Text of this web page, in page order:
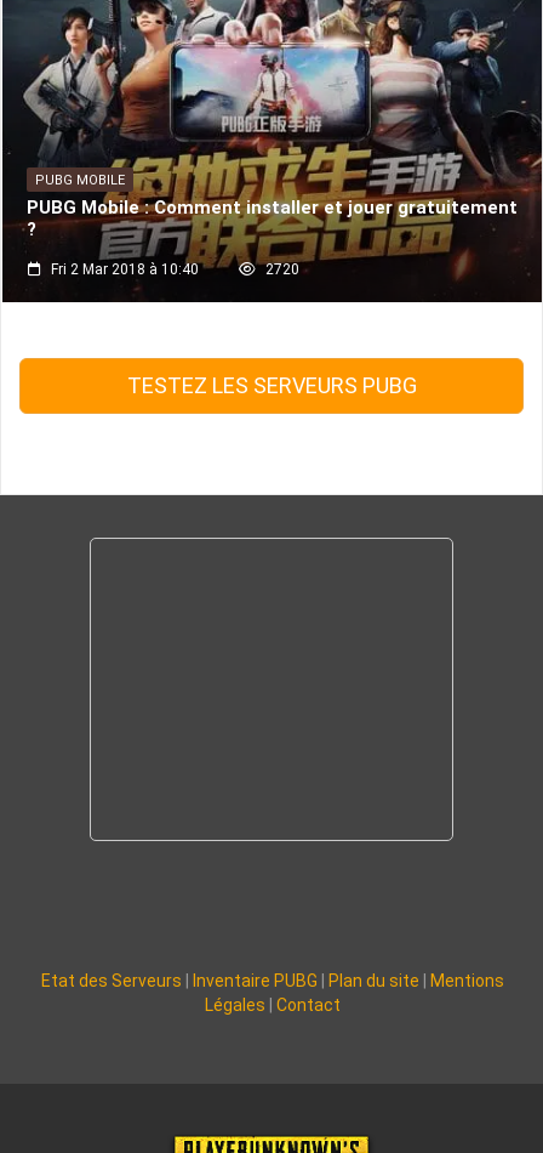
PUBG MOBILE
PUBG Mobile : Comment installer et jouer gratuitement
?
Fri 2 Mar 2018 à 10:40 2720
TESTEZ LES SERVEURS PUBG
Etat des Serveurs Inventaire PUBG Plan du site
Mentions
Légales
Contact